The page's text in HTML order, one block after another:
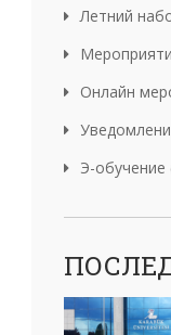
Летний
Онлайн
Э-обучение